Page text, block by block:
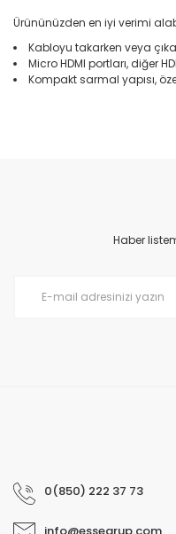
Ürününüzden en iyi verimi
Kabloyu takarken veya
Micro HDMI portları, diğer
Kompakt sarmal yapısı,
Ürün resmi kalitesiz,
Ürün açıklamasında
Haber
0(850) 222 37 73